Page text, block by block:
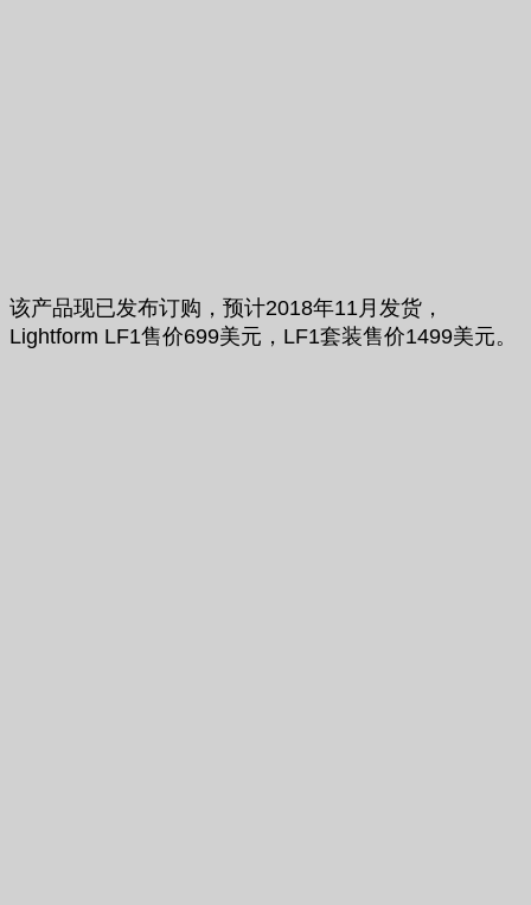
该产品现已发布订购，预计2018年11月发货，
Lightform LF1售价699美元，LF1套装售价1499美元。